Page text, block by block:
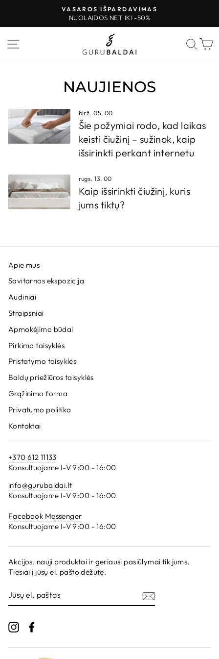
turinio
Sustabdyti
skaidres
VASAROS IŠPARDAVIMAS
NUOLAIDOS NET IKI -50%
PUSLAPIO VALDYMAS
NAUJIENOS
birž. 05, 00
Šie požymiai rodo, kad laikas
keisti čiužinį – sužinok, kaip
išsirinkti perkant internetu
rugs. 13, 00
Kaip išsirinkti čiužinį, kuris
jums tiktų?
Apie mus
Savitarnos ekspozicija
Audiniai
Straipsniai
Apmokėjimo būdai
Pirkimo taisyklės
Pristatymo taisyklės
Baldų priežiūros taisyklės
Grąžinimo forma
Privatumo politika
Kontaktai
+370 612 11133
Konsultuojame I-V 9:00 - 16:00
info@gurubaldai.lt
Konsultuojame I-V 9:00 - 16:00
Facebook Messenger
Konsultuojame I-V 9:00 - 16:00
Akcijos, nauji produktai ir geriausi pasiūlymai tik jums.
Tiesiai į jūsų el. pašto dėžutę.
EL.
PAŠTAS
Instagram